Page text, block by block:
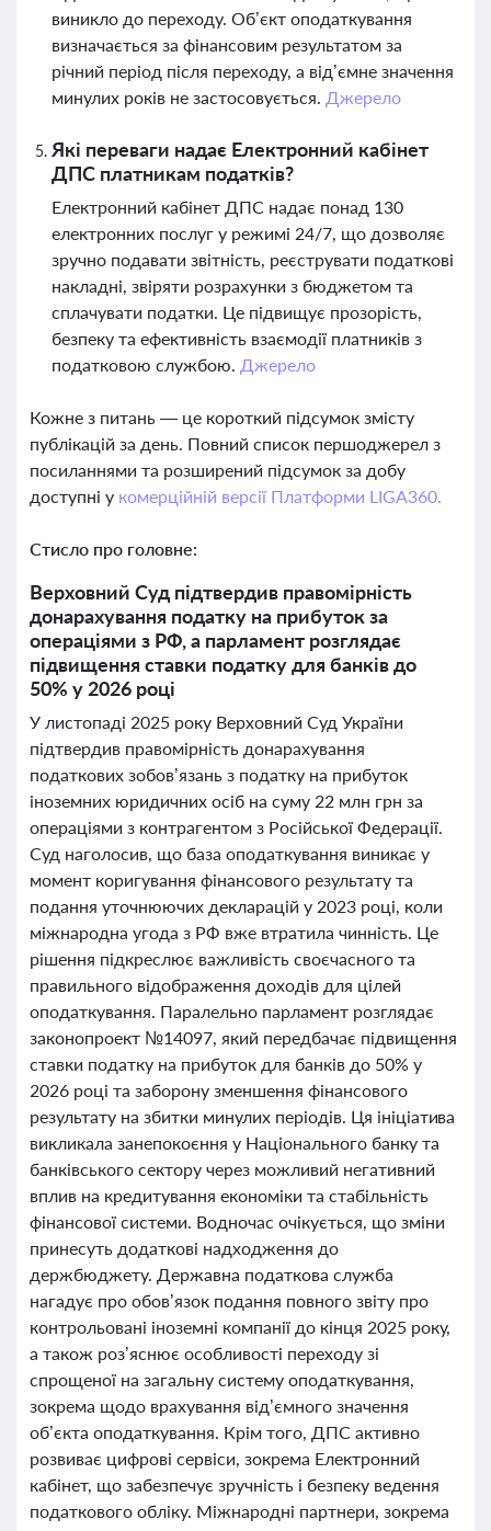
виникло до переходу. Об’єкт оподаткування
визначається за фінансовим результатом за
річний період після переходу, а від’ємне значення
минулих років не застосовується. Джерело
Які переваги надає Електронний кабінет
ДПС платникам податків?
Електронний кабінет ДПС надає понад 130
електронних послуг у режимі 24/7, що дозволяє
зручно подавати звітність, реєструвати податкові
накладні, звіряти розрахунки з бюджетом та
сплачувати податки. Це підвищує прозорість,
безпеку та ефективність взаємодії платників з
податковою службою. Джерело
Кожне з питань — це короткий підсумок змісту
публікацій за день. Повний список першоджерел з
посиланнями та розширений підсумок за добу
доступні у комерційній версії Платформи LIGA360.
Стисло про головне:
Верховний Суд підтвердив правомірність
донарахування податку на прибуток за
операціями з РФ, а парламент розглядає
підвищення ставки податку для банків до
50% у 2026 році
У листопаді 2025 року Верховний Суд України
підтвердив правомірність донарахування
податкових зобов’язань з податку на прибуток
іноземних юридичних осіб на суму 22 млн грн за
операціями з контрагентом з Російської Федерації.
Суд наголосив, що база оподаткування виникає у
момент коригування фінансового результату та
подання уточнюючих декларацій у 2023 році, коли
міжнародна угода з РФ вже втратила чинність. Це
рішення підкреслює важливість своєчасного та
правильного відображення доходів для цілей
оподаткування. Паралельно парламент розглядає
законопроект №14097, який передбачає підвищення
ставки податку на прибуток для банків до 50% у
2026 році та заборону зменшення фінансового
результату на збитки минулих періодів. Ця ініціатива
викликала занепокоєння у Національного банку та
банківського сектору через можливий негативний
вплив на кредитування економіки та стабільність
фінансової системи. Водночас очікується, що зміни
принесуть додаткові надходження до
держбюджету. Державна податкова служба
нагадує про обов’язок подання повного звіту про
контрольовані іноземні компанії до кінця 2025 року,
а також роз’яснює особливості переходу зі
спрощеної на загальну систему оподаткування,
зокрема щодо врахування від’ємного значення
об’єкта оподаткування. Крім того, ДПС активно
розвиває цифрові сервіси, зокрема Електронний
кабінет, що забезпечує зручність і безпеку ведення
податкового обліку. Міжнародні партнери, зокрема